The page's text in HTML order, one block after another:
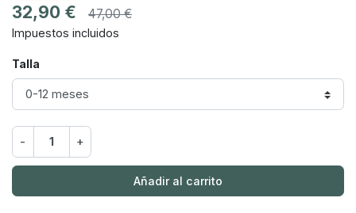
32,90 € 47,00 €
Impuestos incluidos
Talla
- +
Añadir al carrito